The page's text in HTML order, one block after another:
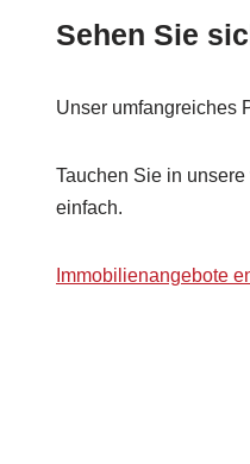
Sehen Sie
Unser umfangreiches
Tauchen Sie in
einfach.
Immobilienangebote